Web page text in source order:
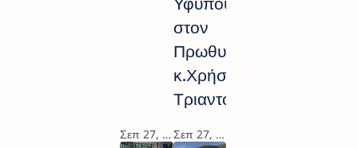
στον
Πρωθυπουργό
κ.Χρήστου
Τριαντόπουλου